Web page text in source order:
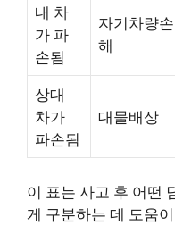
내 차
가 파
손됨
자기차량손
해
상대
차가
파손됨
대물배상
이 표는 사고 후 어떤
게 구분하는 데 도움